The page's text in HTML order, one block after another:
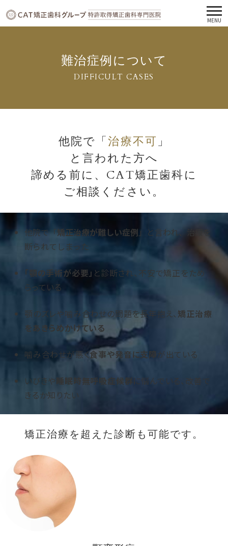
MENU
難治症例について
DIFFICULT CASES
他院で「治療不可」
と言われた方へ
諦める前に、CAT矯正歯科に
ご相談ください。
他院で「矯正治療が難しい症例 」と言われ、治療を
断られてしまった
「顎の手術が必要」 と診断され、不安で矯正をため
らっている
顎のズレや噛み合わせの問題を長年抱え、 矯正治療
をあきらめかけている
噛み合わせが悪く食事や発音に支障 が出ている
いびきや 睡眠時無呼吸症候群に悩んでいる、改善で
きるか知りたい
矯正治療を超えた診断も可能です。